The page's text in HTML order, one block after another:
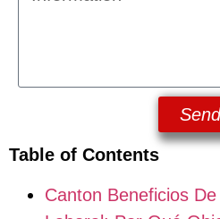
Send
Table of Contents
Canton Beneficios